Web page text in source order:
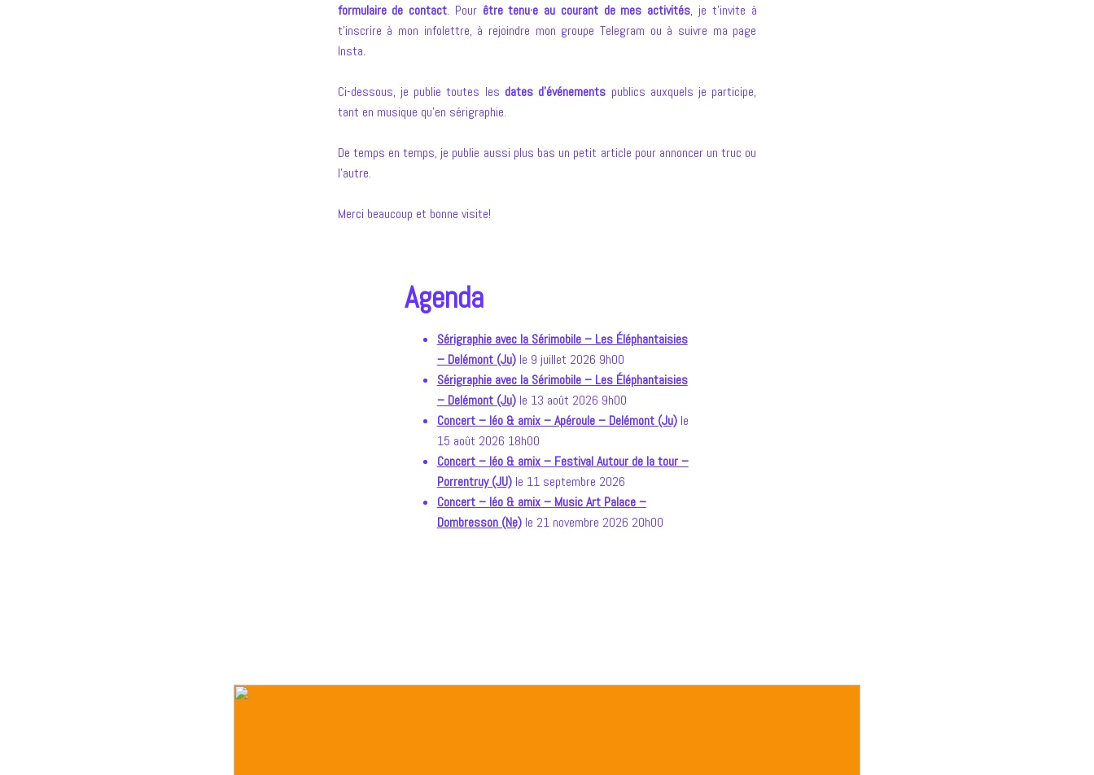
formulaire de contact. Pour être tenu·e au courant de mes activités, je t’invite à
t’inscrire à mon infolettre, à rejoindre mon groupe Telegram ou à suivre ma page
Insta.
Ci-dessous, je publie toutes les dates d’événements publics auxquels je participe,
tant en musique qu’en sérigraphie.
De temps en temps, je publie aussi plus bas un petit article pour annoncer un truc ou
l’autre.
Merci beaucoup et bonne visite!
Agenda
Sérigraphie avec la Sérimobile – Les Éléphantaisies
– Delémont (Ju)le 9 juillet 2026 9h00
Sérigraphie avec la Sérimobile – Les Éléphantaisies
– Delémont (Ju)le 13 août 2026 9h00
Concert – léo & amix – Apéroule – Delémont (Ju)le
15 août 2026 18h00
Concert – léo & amix – Festival Autour de la tour –
Porrentruy (JU)le 11 septembre 2026
Concert – léo & amix – Music Art Palace –
Dombresson (Ne)le 21 novembre 2026 20h00